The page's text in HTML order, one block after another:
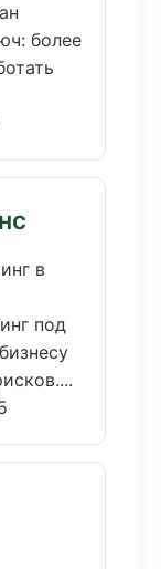
более
в
под